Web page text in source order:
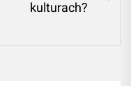
kulturach?